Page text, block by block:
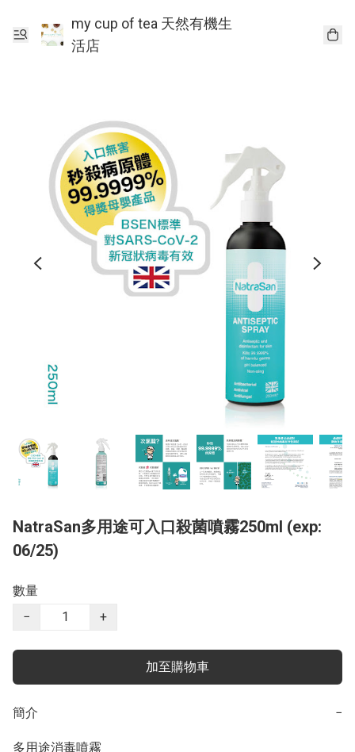
my cup of tea 天然有機生
活店
NatraSan多用途可入口殺菌噴霧250ml (exp:
06/25)
數量
−
+
加至購物車
簡介 −
多用途消毒噴霧